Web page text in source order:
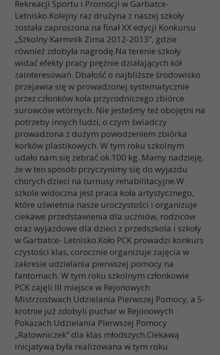
Rekreacji Sportu i Promocji w Garbatce-
Letnisko.Kolejny raz drużyna z naszej szkoły
została zaproszona na finał XX edycji Konkursu
„Szkolny Karmnik Zima 2012-2013”, gdzie
również zdobyła nagrodę.Na terenie szkoły
widać efekty pracy prężnie działających kół
zainteresowań. Dbałość o najbliższe środowisko
przejawia się w prowadzonej systematycznie
przez członków koła przyrodniczego zbiórce
surowców wtórnych. Nie jesteśmy też obojętni na
potrzeby innych ludzi, o czym świadczy
prowadzona z dużym powodzeniem zbiórka
korków plastikowych. W tym roku szkolnym
udało nam się zebrać ok.100 kg. Mamy nadzieję,
że w ten sposób przyczynimy się do wyjazdu
chorych dzieci na turnusy rehabilitacyjne.W
szkole widoczna jest praca koła artystycznego,
które uświetnia nasze uroczystości i organizuje
ciekawe przedstawienia dla uczniów, rodziców
oraz wyjazdowe dla dzieci z przedszkola i szkoły
w Garbatce- Letnisko.Koło PCK prowadzi konkurs
czystości klas, corocznie organizuje zajęcia w
zakresie udzielania pierwszej pomocy na
fantomach. W tym roku szkolnym członkowie
PCK zajęli III miejsce w Rejonowych
Mistrzostwach Udzielania Pierwszej Pomocy, a 5-
krotnie już zdobyli puchar w Rejonowych
Pokazach Udzielania Pierwszej Pomocy
„Ratowniczek” dla klas młodszych.Ciekawą
inicjatywą była realizowana w tym roku